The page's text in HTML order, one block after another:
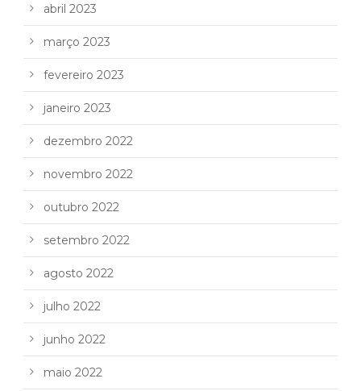
abril 2023
março 2023
fevereiro 2023
janeiro 2023
dezembro 2022
novembro 2022
outubro 2022
setembro 2022
agosto 2022
julho 2022
junho 2022
maio 2022